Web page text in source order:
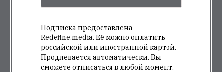
Подписка предоставлена
Redefine.media. Её можно оплатить
российской или иностранной картой.
Продлевается автоматически. Вы
сможете отписаться в любой момент.